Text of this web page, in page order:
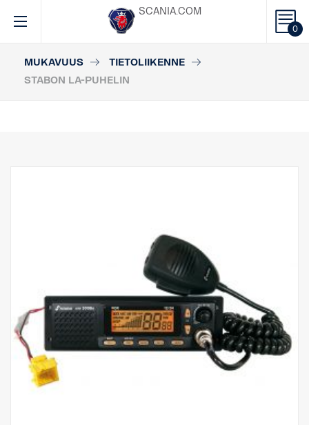
0
SCANIA.COM
MUKAVUUS
TIETOLIIKENNE
STABON LA-PUHELIN